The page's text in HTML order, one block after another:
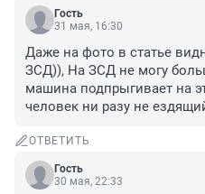
Гость
31 мая, 16:30
Даже на фото в статье
ЗСД)), На ЗСД не могу
машина подпрыгивает на
человек ни разу не
ОТВЕТИТЬ
Гость
30 мая, 22:33